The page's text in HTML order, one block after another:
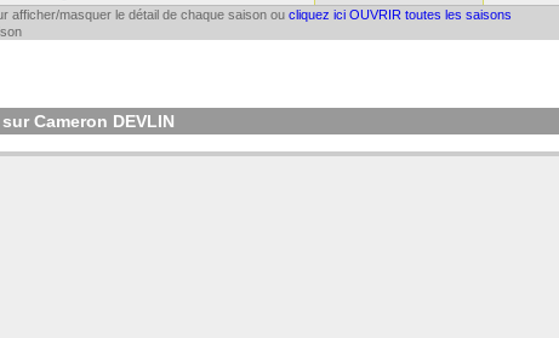
afficher/masquer le détail de chaque saison ou cliquez ici OUVRIR toutes les saisons
Cameron DEVLIN